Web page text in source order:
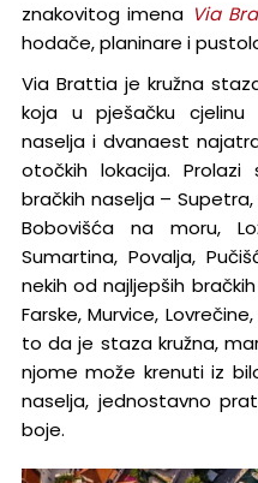
znakovitog imena Via
hodače, planinare i
Via Brattia je kružna
koja u pješačku
naselja i dvanaest
otočkih lokacija. Prolazi
bračkih naselja –
Bobovišća na moru,
Sumartina, Povalja,
nekih od najljepših
Farske, Murvice,
to da je staza kružna,
njome može krenuti iz
naselja, jednostavno
boje.